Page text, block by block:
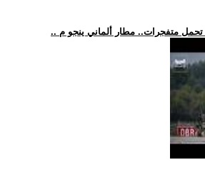
تحمل متفجرات.. مطار ألماني ينجو م